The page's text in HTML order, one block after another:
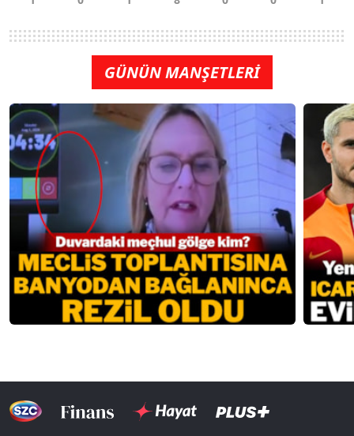
GÜNÜN MANŞETLERİ